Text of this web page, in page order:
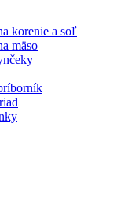
korenie a soľ
mäso